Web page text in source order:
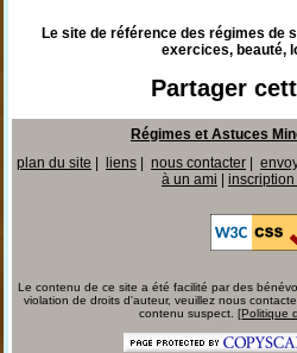
Le site de référence des régimes de
exercices, beauté,
Partager
Régimes et Astuces
plan du site
liens| nous contacter|
à un ami
Le contenu de ce site a été facilité par des
violation de droits d'auteur, veuillez nous
contenu suspect. [Politique